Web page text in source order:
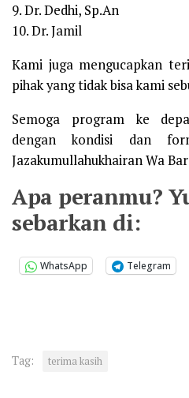
9. Dr. Dedhi, Sp.An
10. Dr. Jamil
Kami juga mengucapkan
pihak yang tidak bisa kami
Semoga program ke
dengan kondisi dan
Jazakumullahukhairan Wa
Apa peranmu?
sebarkan di:
WhatsApp Telegram
Tag: terima kasih